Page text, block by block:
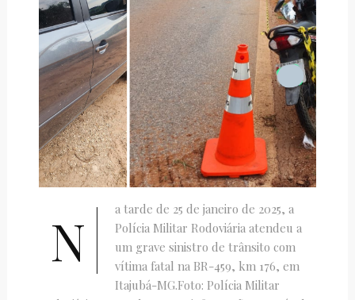
N
a tarde de 25 de janeiro de 2025, a
Polícia Militar Rodoviária atendeu a
um grave sinistro de trânsito com
vítima fatal na BR-459, km 176, em
Itajubá-MG.Foto: Polícia Militar